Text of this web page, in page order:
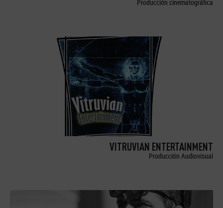
Producción cinematográfica
VITRUVIAN ENTERTAINMENT
Producción Audiovisual